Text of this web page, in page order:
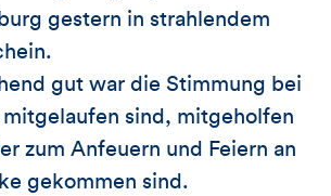
gestern in strahlendem
gut war die Stimmung bei
sind, mitgeholfen
zum Anfeuern und Feiern an
gekommen sind.